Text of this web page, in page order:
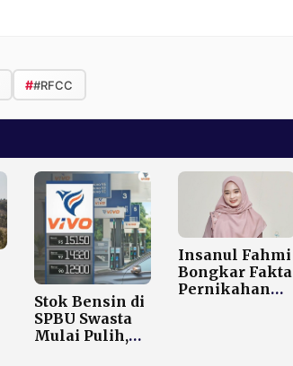
##RFCC
Stok Bensin di
SPBU Swasta
Mulai Pulih,
Insanul Fahmi
Bongkar Fakta
Pernikahan